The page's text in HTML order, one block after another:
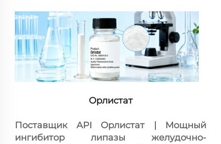
Орлистат
Поставщик API Орлистат | Мощный
ингибитор липазы желудочно-